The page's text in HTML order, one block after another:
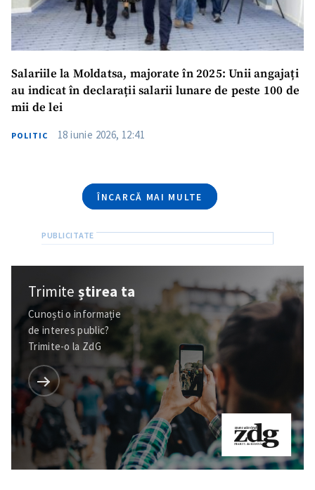
Salariile la Moldatsa, majorate în 2025: Unii angajați
au indicat în declarații salarii lunare de peste 100 de
mii de lei
POLITIC 18 iunie 2026, 12:41
ÎNCARCĂ MAI MULTE
Trimiteștirea ta
Cunoști o informație
de interes public?
Trimite-o la ZdG
Telefon
+ Telefon personal
Am citit și sunt de
acord cu politica de
confidențialitate.